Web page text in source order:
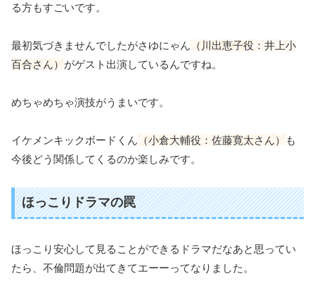
る方もすごいです。
最初気づきませんでしたがさゆにゃん（川出恵子役：井上小
百合さん）がゲスト出演しているんですね。
めちゃめちゃ演技がうまいです。
イケメンキックボードくん（小倉大輔役：佐藤寛太さん）も
今後どう関係してくるのか楽しみです。
ほっこりドラマの罠
ほっこり安心して見ることができるドラマだなあと思ってい
たら、不倫問題が出てきてエーーってなりました。